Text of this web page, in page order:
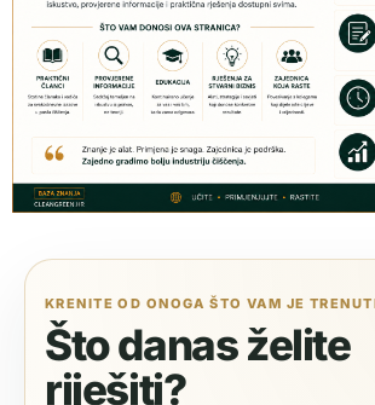
KRENITE OD ONOGA ŠTO VAM JE
Što danas želite
riješiti?